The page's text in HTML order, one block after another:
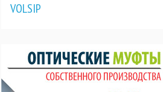
VOLSIP